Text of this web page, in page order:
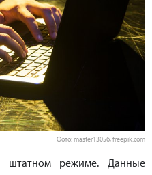
Фото: master1305б, freepik.com
штатном режиме. Данные